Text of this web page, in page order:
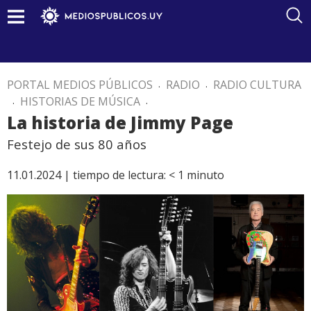
PORTAL MEDIOS PÚBLICOS . RADIO . RADIO CULTURA
. HISTORIAS DE MÚSICA .
La historia de Jimmy Page
Festejo de sus 80 años
11.01.2024 | tiempo de lectura: < 1 minuto